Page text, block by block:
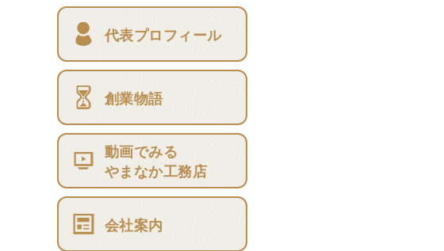
代表プロフィール
創業物語
動画でみる
やまなか工務店
会社案内